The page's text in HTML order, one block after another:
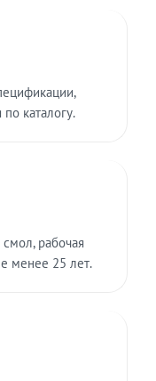
каталогу.
рабочая
менее 25 лет.